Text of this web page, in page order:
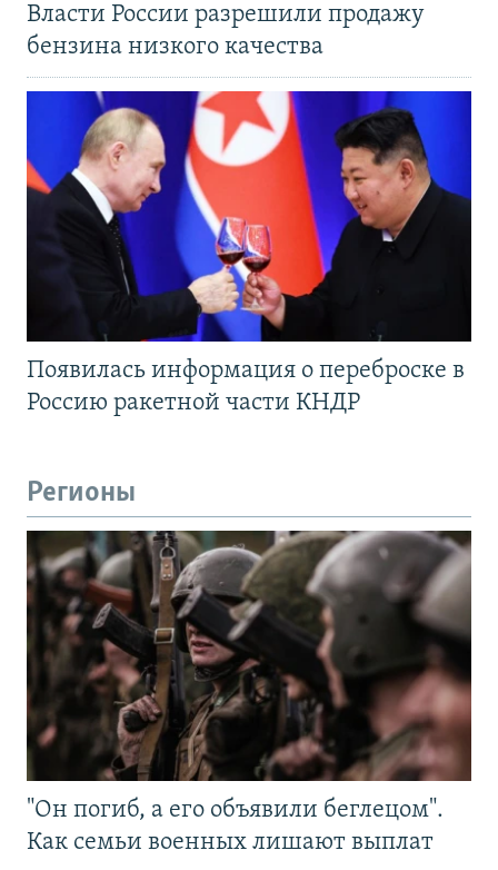
Власти России разрешили продажу
бензина низкого качества
Появилась информация о переброске в
Россию ракетной части КНДР
Регионы
"Он погиб, а его объявили беглецом".
Как семьи военных лишают выплат